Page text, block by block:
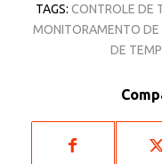
TAGS: CONTROLE DE
MONITORAMENTO DE
DE